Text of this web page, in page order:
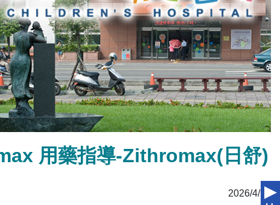
用藥指導-Zithromax(日舒)
2026/4/15